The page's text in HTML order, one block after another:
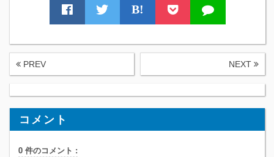
B!
PREV NEXT
コメント
0 件のコメント :